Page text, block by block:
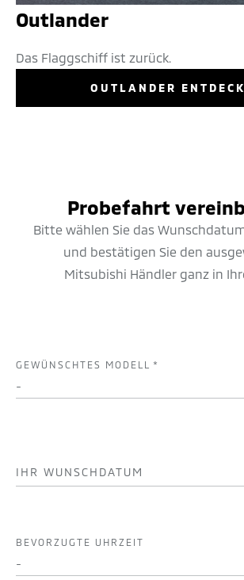
Outlander
Das Flaggschiff ist zurück.
OUTLANDER
Probefahrt
Bitte wählen Sie das
und bestätigen Sie den
Mitsubishi Händler ganz in
GEWÜNSCHTES MODELL *
IHR WUNSCHDATUM
BEVORZUGTE UHRZEIT